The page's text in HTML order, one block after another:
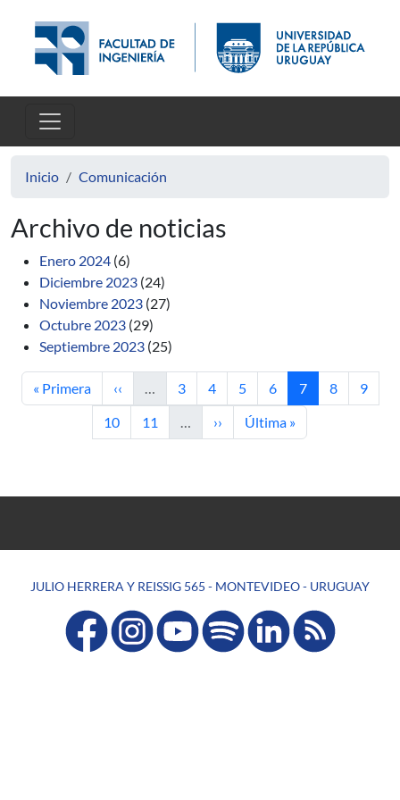
Inicio Comunicación
Archivo de noticias
Enero 2024 (6)
Diciembre 2023 (24)
Noviembre 2023 (27)
Octubre 2023 (29)
Septiembre 2023 (25)
Primera página
« Primera Página anterior
‹‹ … Página
3 Página
4 Página
5 Página
6 Página actual
7 Página
8 Página
9
Página
10 Página
11 … Siguiente página
›› Última página
Última »
JULIO HERRERA Y REISSIG 565 - MONTEVIDEO - URUGUAY